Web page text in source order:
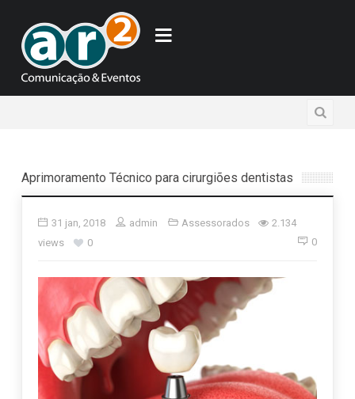
Aprimoramento Técnico para cirurgiões dentistas
31 jan, 2018 admin Assessorados
2.134
views
0 0